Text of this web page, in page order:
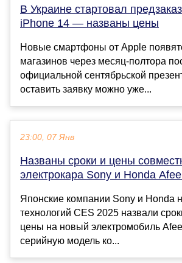
В Украине стартовал
iPhone 14 — названы цены
Новые смартфоны от Apple
магазинов через месяц-полтора
официальной сентябрьской
оставить заявку можно уже...
23:00, 07 Янв
Названы сроки и цены
электрокара Sony и Honda
Японские компании Sony и Honda
технологий CES 2025 назвали
цены на новый электромобиль
серийную модель ко...